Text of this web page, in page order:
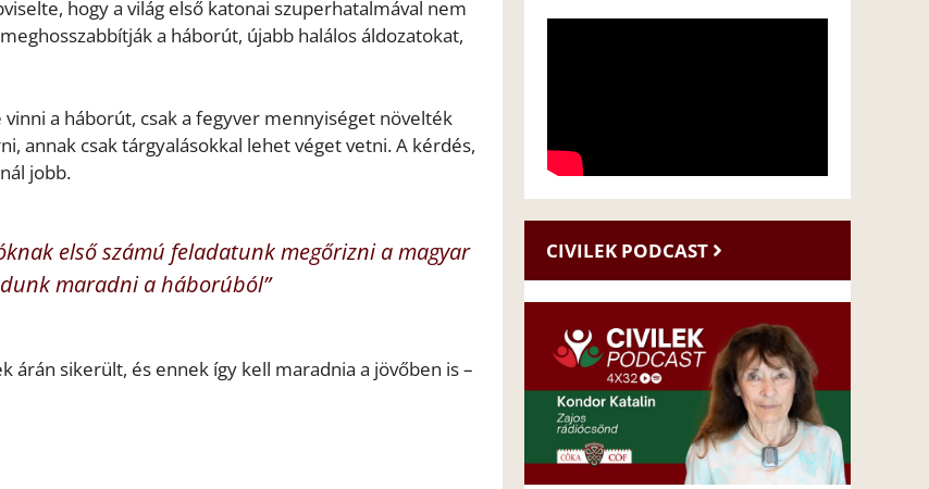
hogy a világ első katonai szuperhatalmával nem
a háborút, újabb halálos áldozatokat,
a háborút, csak a fegyver mennyiséget növelték
annak csak tárgyalásokkal lehet véget vetni. A kérdés,
jobb.
első számú feladatunk megőrizni a magyar
maradni a háborúból”
sikerült, és ennek így kell maradnia a jövőben is –
CIVILEK PODCAST